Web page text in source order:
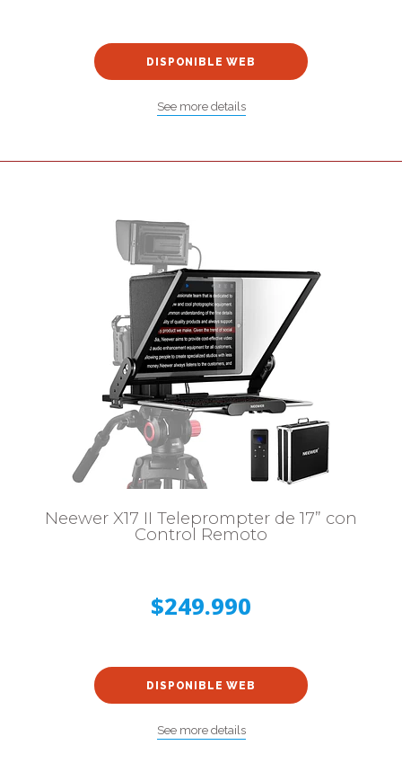
DISPONIBLE WEB
See more details
Neewer X17 II Teleprompter de 17” con
Control Remoto
$249.990
DISPONIBLE WEB
See more details